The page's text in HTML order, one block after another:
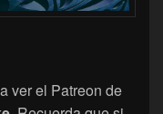
ver el Patreon de